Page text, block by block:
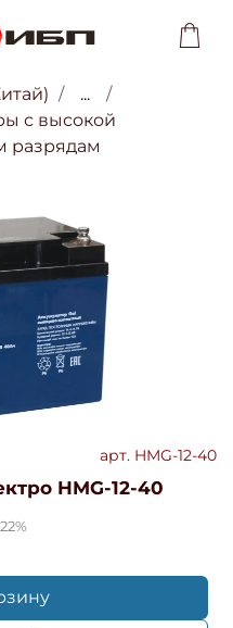
...
с высокой
разрядам
арт. HMG-12-40
HMG-12-40